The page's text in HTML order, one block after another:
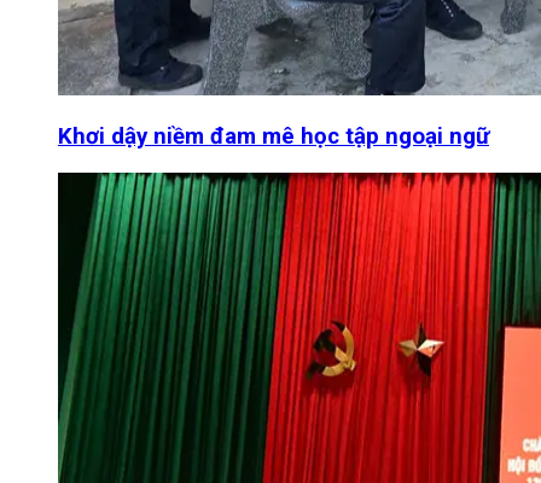
Khơi dậy niềm đam mê học tập ngoại ngữ